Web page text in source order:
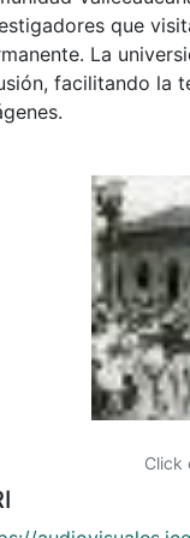
que
La
facilitando la
Click